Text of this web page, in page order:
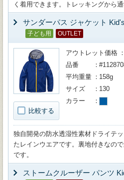
く着用できます。トレッキングから
サンダーパス ジャケット
子ども用 OUTLET
比較する
アウトレット価格
品番
平均重量
158g
サイズ
130
カラー
独自開発の防水透湿性素材ドライテ
たレインウエアです。裏地付きなの
です。
ストームクルーザー パンツ